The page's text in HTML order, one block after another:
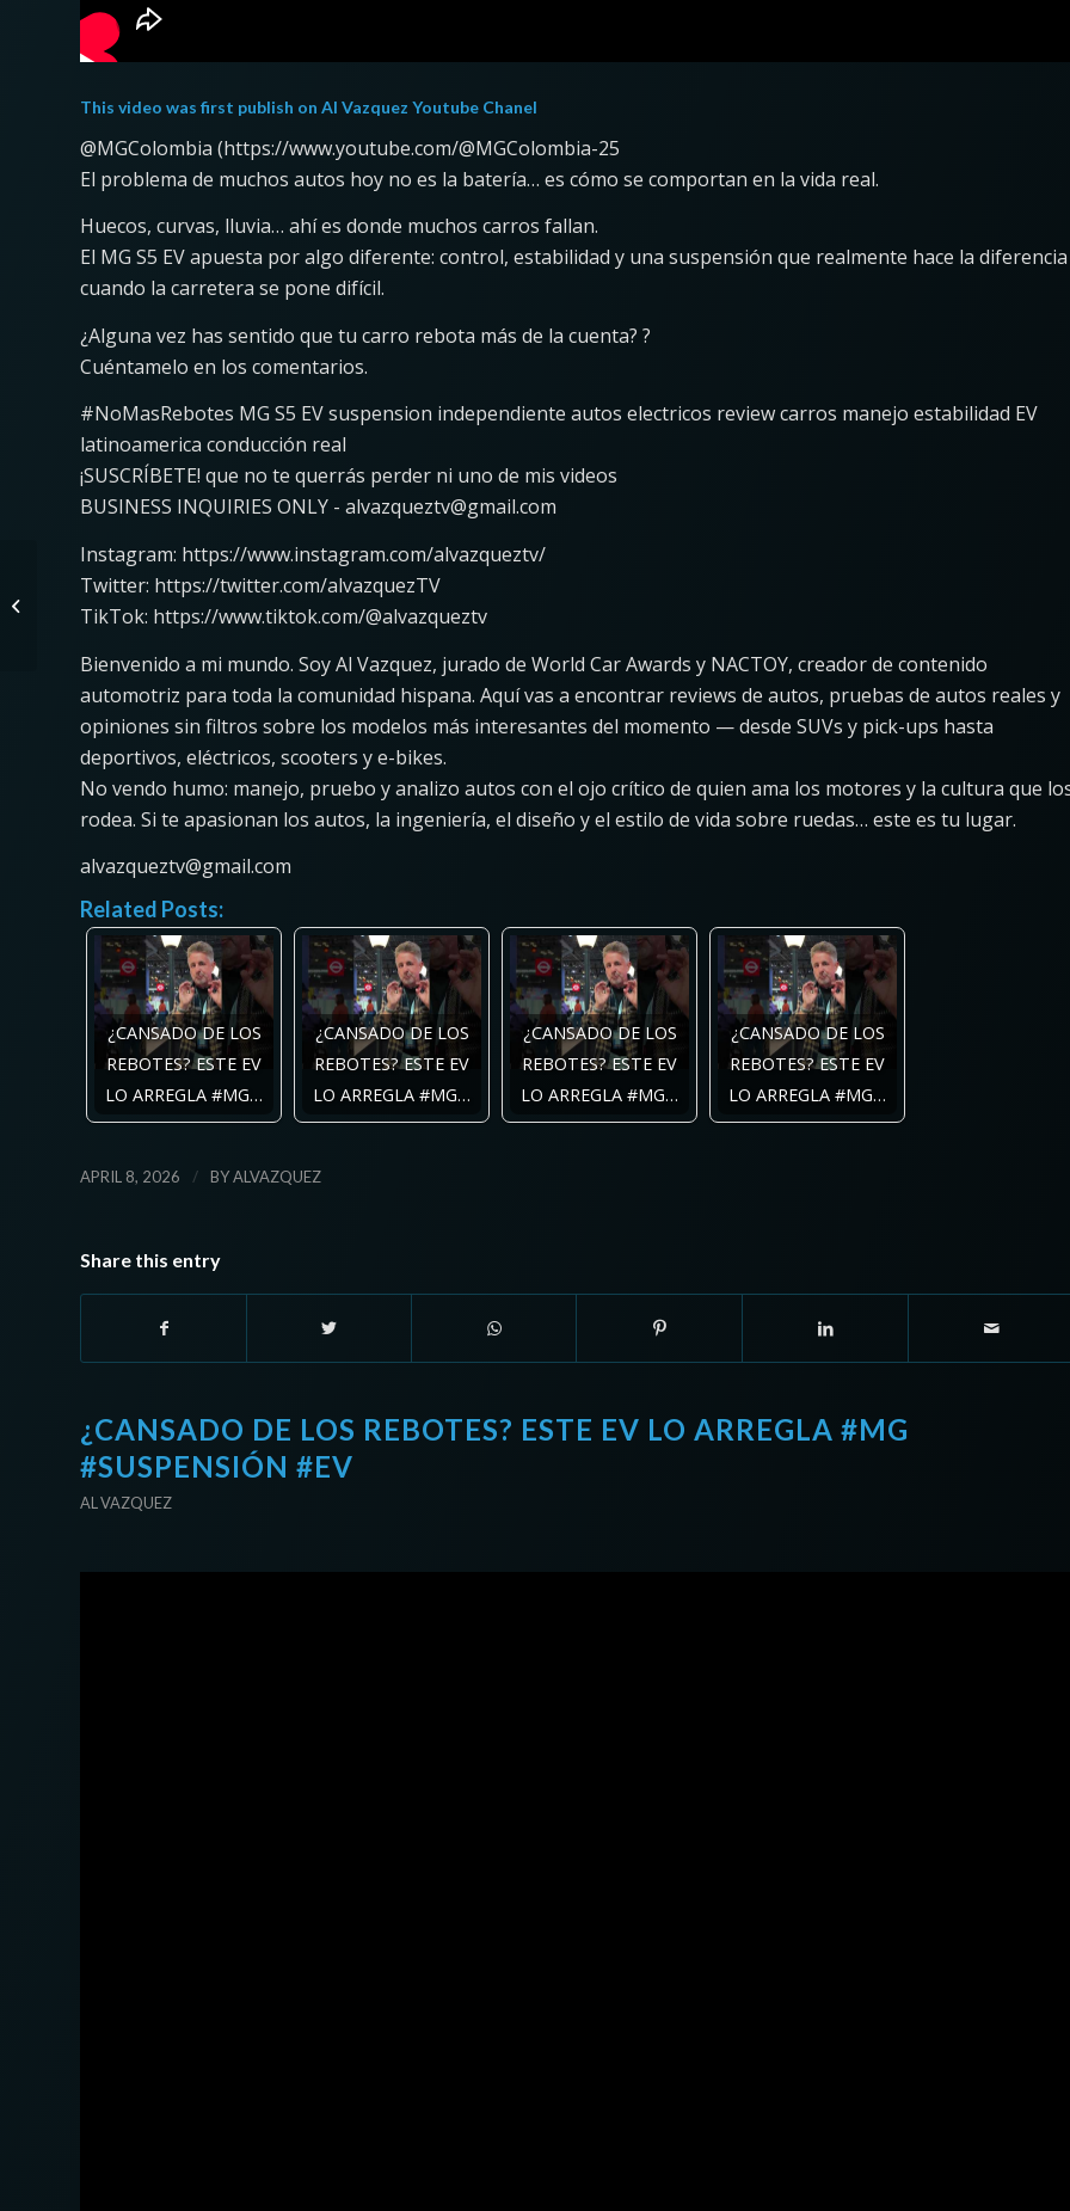
This video was first publish on Al Vazquez Youtube Chanel
@MGColombia (https://www.youtube.com/@MGColombia-25
El problema de muchos autos hoy no es la batería… es cómo se comportan en la vida real.
Huecos, curvas, lluvia… ahí es donde muchos carros fallan.
El MG S5 EV apuesta por algo diferente: control, estabilidad y una suspensión que realmente hace la diferencia
cuando la carretera se pone difícil.
¿Alguna vez has sentido que tu carro rebota más de la cuenta? ?
Cuéntamelo en los comentarios.
#NoMasRebotes MG S5 EV suspension independiente autos electricos review carros manejo estabilidad EV
latinoamerica conducción real
¡SUSCRÍBETE! que no te querrás perder ni uno de mis videos
BUSINESS INQUIRIES ONLY - alvazqueztv@gmail.com
Instagram: https://www.instagram.com/alvazqueztv/
Twitter: https://twitter.com/alvazquezTV
TikTok: https://www.tiktok.com/@alvazqueztv
Bienvenido a mi mundo. Soy Al Vazquez, jurado de World Car Awards y NACTOY, creador de contenido
automotriz para toda la comunidad hispana. Aquí vas a encontrar reviews de autos, pruebas de autos reales y
opiniones sin filtros sobre los modelos más interesantes del momento — desde SUVs y pick-ups hasta
deportivos, eléctricos, scooters y e-bikes.
No vendo humo: manejo, pruebo y analizo autos con el ojo crítico de quien ama los motores y la cultura que
rodea. Si te apasionan los autos, la ingeniería, el diseño y el estilo de vida sobre ruedas… este es tu lugar.
alvazqueztv@gmail.com
Related Posts:
¿CANSADO DE LOS
REBOTES? ESTE EV
LO ARREGLA #MG…
¿CANSADO DE LOS
REBOTES? ESTE EV
LO ARREGLA #MG…
¿CANSADO DE LOS
REBOTES? ESTE EV
LO ARREGLA #MG…
¿CANSADO DE LOS
REBOTES? ESTE EV
LO ARREGLA #MG…
APRIL 8, 2026 / BYALVAZQUEZ
Share this entry
¿CANSADO DE LOS REBOTES? ESTE EV LO ARREGLA #MG
#SUSPENSIÓN #EV
AL VAZQUEZ
What’s the difference
between the BF
Goodrich KO2 vs KO3